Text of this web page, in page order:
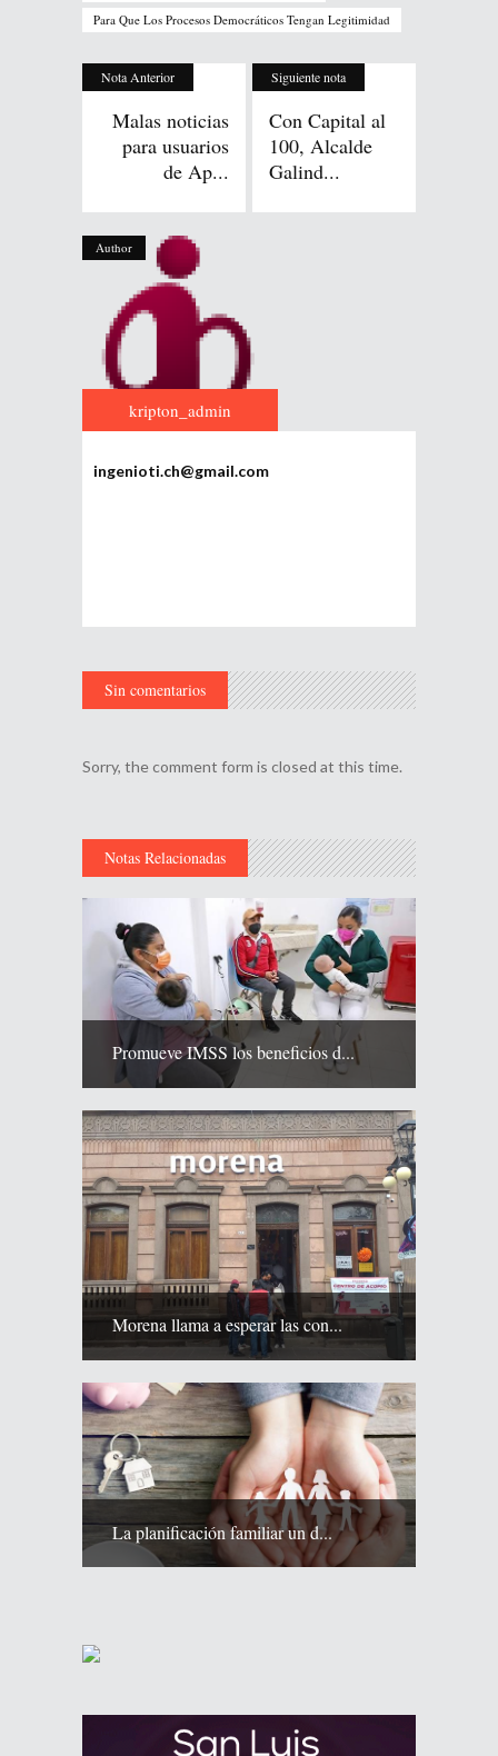
Para Que Los Procesos Democráticos Tengan Legitimidad
Nota Anterior
Malas noticias
para usuarios
de Ap...
Siguiente nota
Con Capital al
100, Alcalde
Galind...
Author
kripton_admin
ingenioti.ch@gmail.com
Sin comentarios
Sorry, the comment form is closed at this time.
Notas Relacionadas
Promueve IMSS los beneficios d...
Morena llama a esperar las con...
La planificación familiar un d...